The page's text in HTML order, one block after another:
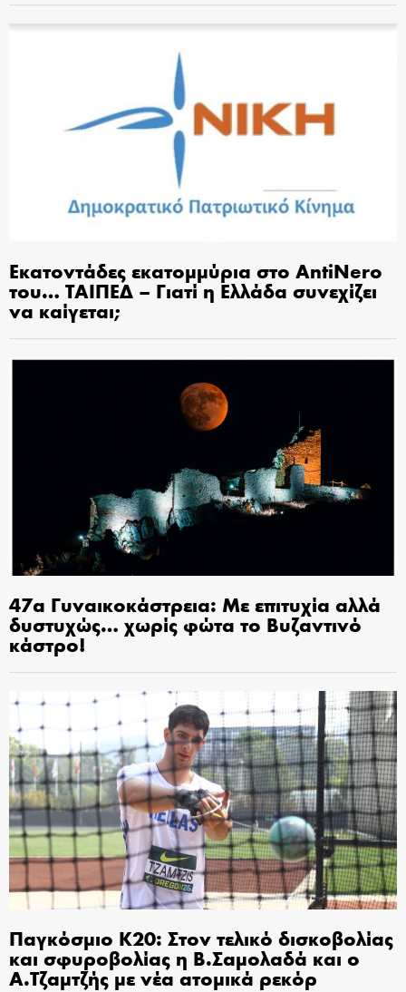
Εκατοντάδες εκατομμύρια στο AntiNero
του… ΤΑΙΠΕΔ – Γιατί η Ελλάδα συνεχίζει
να καίγεται;
47α Γυναικοκάστρεια: Με επιτυχία αλλά
δυστυχώς… χωρίς φώτα το Βυζαντινό
κάστρο!
Παγκόσμιο Κ20: Στον τελικό δισκοβολίας
και σφυροβολίας η Β.Σαμολαδά και ο
Α.Τζαμτζής με νέα ατομικά ρεκόρ